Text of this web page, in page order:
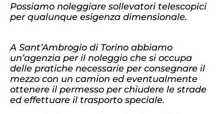
Possiamo noleggiare sollevatori telescopici
per qualunque esigenza dimensionale.
A Sant’Ambrogio di Torino abbiamo
un’agenzia per il noleggio che si occupa
delle pratiche necessarie per consegnare il
mezzo con un camion ed eventualmente
ottenere il permesso per chiudere le strade
ed effettuare il trasporto speciale.